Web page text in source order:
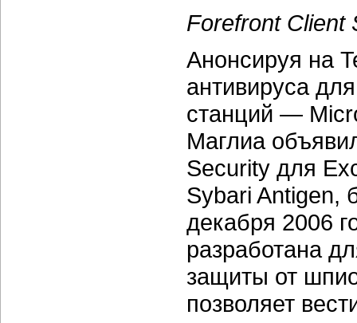
Forefront Client
Анонсируя на
антивируса
станций —
Маглиа
Security для
Sybari Antigen,
декабря 2006
разработана
защиты от
позволяет